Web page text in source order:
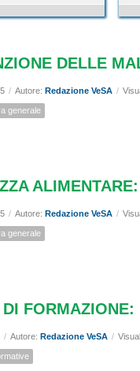
DELLE
/ Autore: Redazione VeSA /
generale
/ Autore: Redazione VeSA /
generale
FORMAZIONE:
/ Autore: Redazione VeSA /